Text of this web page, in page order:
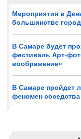
Мероприятия в
большинстве
В Самаре будет
фестиваль Арт-
воображение»
В Самаре пройдет
феномен